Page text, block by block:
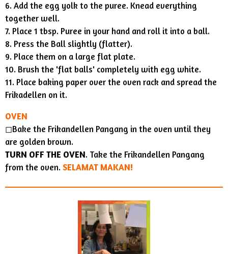
6. Add the egg yolk to the puree. Knead everything
together well.
7. Place 1 tbsp. Puree in your hand and roll it into a ball.
8. Press the Ball slightly (flatter).
9. Place them on a large flat plate.
10. Brush the 'flat balls' completely with egg white.
11. Place baking paper over the oven rack and spread the
Frikadellen on it.
OVEN
◻︎Bake the Frikandellen Pangang in the oven until they
are golden brown.
TURN OFF THE OVEN. Take the Frikandellen Pangang
from the oven. SELAMAT MAKAN!